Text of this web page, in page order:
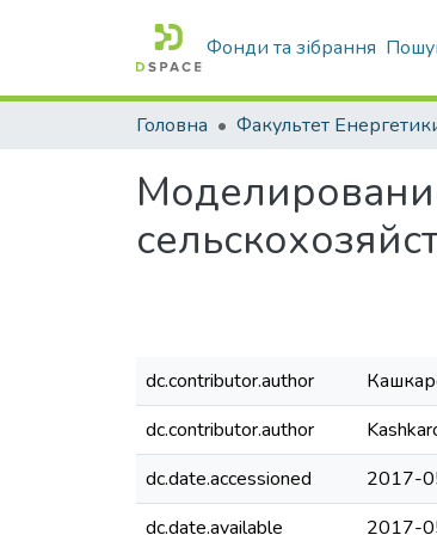
Фонди та зібрання
Головна
dc.contributor.author
dc.contributor.author
dc.date.accessioned
2017-
dc.date.available
2017-